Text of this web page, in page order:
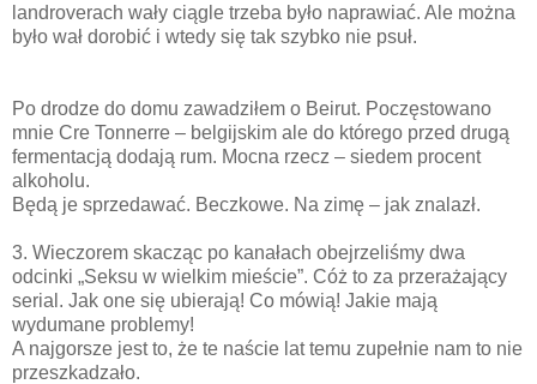
landroverach wały ciągle trzeba było naprawiać. Ale można
było wał dorobić i wtedy się tak szybko nie psuł.
Po drodze do domu zawadziłem o Beirut. Poczęstowano
mnie Cre Tonnerre – belgijskim ale do którego przed drugą
fermentacją dodają rum. Mocna rzecz – siedem procent
alkoholu.
Będą je sprzedawać. Beczkowe. Na zimę – jak znalazł.
3. Wieczorem skacząc po kanałach obejrzeliśmy dwa
odcinki „Seksu w wielkim mieście”. Cóż to za przerażający
serial. Jak one się ubierają! Co mówią! Jakie mają
wydumane problemy!
A najgorsze jest to, że te naście lat temu zupełnie nam to nie
przeszkadzało.